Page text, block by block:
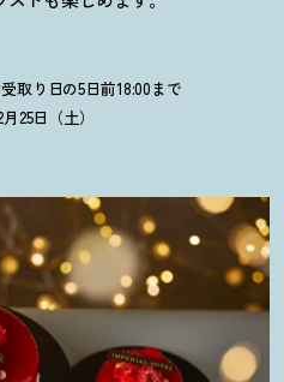
取り日の5日前18:00まで
25日（土）